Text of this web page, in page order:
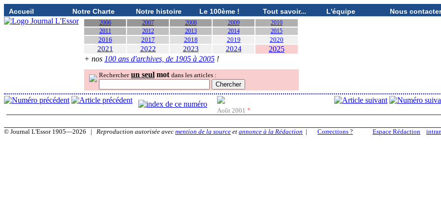
Accueil Notre Charte Notre histoire Le 100ème ! Tout savoir... L'équipe Nous contacter
2006 2007 2008 2009
2010
2011
2012 2013 2014 2015
2016 2017 2018 2019 2020
2021 2022 2023 2024
2025
+ nos 100 ans d'archives, de 1905 à 2005 !
Rechercher un seul mot dans les articles :
Août 2001 °
Espace Rédaction
© Journal L'Essor 1905—2026 | Reproduction autorisée avec mention de la source et annonce à la Rédaction | Corrections ?